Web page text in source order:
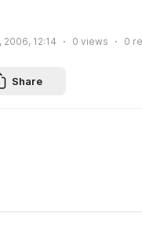
12:14 0 views 0
Share